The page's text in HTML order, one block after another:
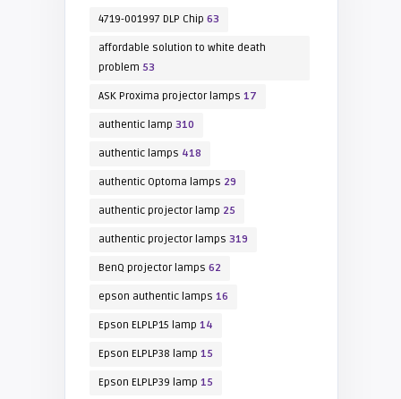
4719-001997 DLP Chip 63
affordable solution to white death
problem 53
ASK Proxima projector lamps 17
authentic lamp 310
authentic lamps 418
authentic Optoma lamps 29
authentic projector lamp 25
authentic projector lamps 319
BenQ projector lamps 62
epson authentic lamps 16
Epson ELPLP15 lamp 14
Epson ELPLP38 lamp 15
Epson ELPLP39 lamp 15